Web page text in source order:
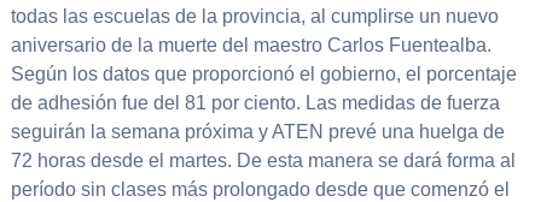
todas las escuelas de la provincia, al cumplirse un nuevo
aniversario de la muerte del maestro Carlos Fuentealba.
Según los datos que proporcionó el gobierno, el porcentaje
de adhesión fue del 81 por ciento. Las medidas de fuerza
seguirán la semana próxima y ATEN prevé una huelga de
72 horas desde el martes. De esta manera se dará forma al
período sin clases más prolongado desde que comenzó el